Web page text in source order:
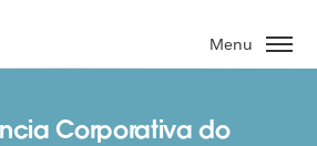
Menu
Corporativa do